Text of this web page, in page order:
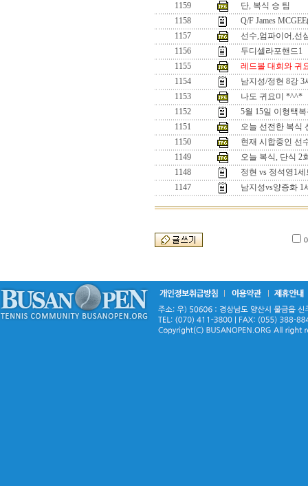
1159
단, 복식 승 팀
1158
Q/F James
1157
선수,엄파이어,선
1156
두디셀라포핸드1
1155
레드볼 대회와 귀
1154
남지성/정현 8강 3
1153
나도 귀요미 *^^*
1152
5월 15일 이형택
1151
오늘 선전한 복식
1150
현재 시합중인 선
1149
오늘 복식, 단식 2
1148
정현 vs 정석영1
1147
남지성vs양증화 1